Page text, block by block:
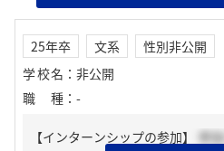
25年卒 文系
性別非公開
学校名 ： 非公開
職種 ： -
【インターンシップの参加】
参